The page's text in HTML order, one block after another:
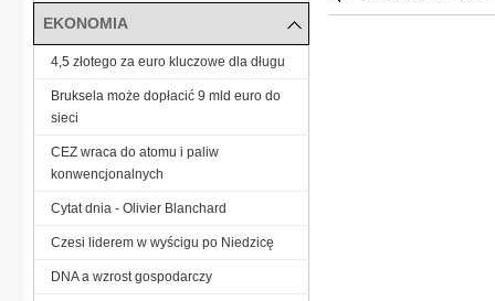
EKONOMIA
4,5 złotego za euro kluczowe dla długu
Bruksela może dopłacić 9 mld euro do
sieci
CEZ wraca do atomu i paliw
konwencjonalnych
Cytat dnia - Olivier Blanchard
Czesi liderem w wyścigu po Niedzicę
DNA a wzrost gospodarczy